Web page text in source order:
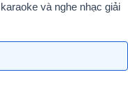
và nghe nhạc giải